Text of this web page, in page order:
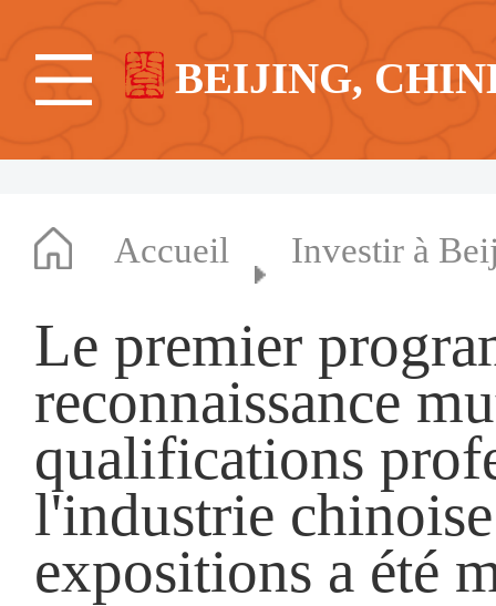
BEIJING,
Accueil Investir à
Le premier
reconnaissance
qualifications
l'industrie
expositions a été